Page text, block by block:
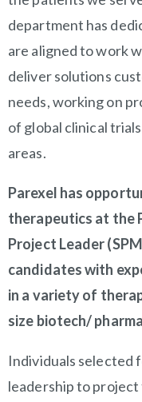
department has
are aligned to work
deliver solutions
needs, working on
of global clinical
areas.
Parexel has
therapeutics at the
Project Leader
candidates with
in a variety of
size biotech/
Individuals selected
leadership to project